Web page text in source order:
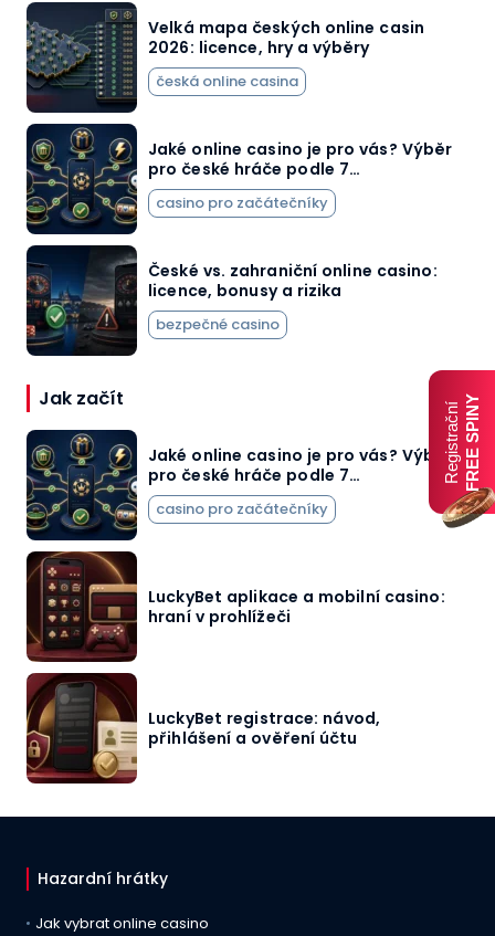
Velká mapa českých online casin
2026: licence, hry a výběry
česká online casina
Jaké online casino je pro vás? Výběr
pro české hráče podle 7…
casino pro začátečníky
České vs. zahraniční online casino:
licence, bonusy a rizika
bezpečné casino
Jak začít
Jaké online casino je pro vás? Výběr
pro české hráče podle 7…
casino pro začátečníky
LuckyBet aplikace a mobilní casino:
hraní v prohlížeči
LuckyBet registrace: návod,
přihlášení a ověření účtu
RegistračníFREE SPINY
Hazardní hrátky
Jak vybrat online casino